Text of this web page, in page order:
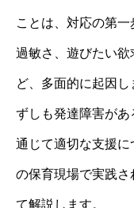
ことは、対応の第
過敏さ、遊びたい
ど、多面的に起因
ずしも発達障害が
通じて適切な支援
の保育現場で実践
て解説します。